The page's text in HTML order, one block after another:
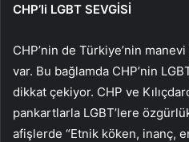
CHP’li LGBT SEVGİSİ
CHP’nin de Türkiye’nin
var. Bu bağlamda CHP’nin
dikkat çekiyor. CHP ve
pankartlarla LGBT’lere
afişlerde “Etnik köken, inanç,